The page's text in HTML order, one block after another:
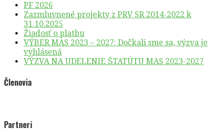
PF 2026
Zazmluvnené projekty z PRV SR 2014-2022 k
31.10.2025
Žiadosť o platbu
VÝBER MAS 2023 – 2027: Dočkali sme sa, výzva je
vyhlásená
VÝZVA NA UDELENIE ŠTATÚTU MAS 2023-2027
Členovia
Partneri